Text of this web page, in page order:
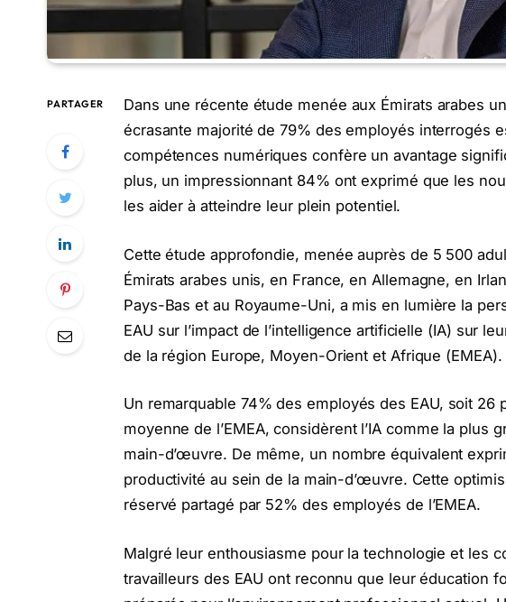
PARTAGER
Dans une récente étude menée aux Émirats arabes
écrasante majorité de 79% des employés interrogés
compétences numériques confère un avantage
plus, un impressionnant 84% ont exprimé que les
les aider à atteindre leur plein potentiel.
Cette étude approfondie, menée auprès de 5 500
Émirats arabes unis, en France, en Allemagne, en
Pays-Bas et au Royaume-Uni, a mis en lumière la
EAU sur l’impact de l’intelligence artificielle (IA) sur
de la région Europe, Moyen-Orient et Afrique (EMEA).
Un remarquable 74% des employés des EAU, soit
moyenne de l’EMEA, considèrent l’IA comme la plus
main-d’œuvre. De même, un nombre équivalent
productivité au sein de la main-d’œuvre. Cette
réservé partagé par 52% des employés de l’EMEA.
Malgré leur enthousiasme pour la technologie et les
travailleurs des EAU ont reconnu que leur éducation